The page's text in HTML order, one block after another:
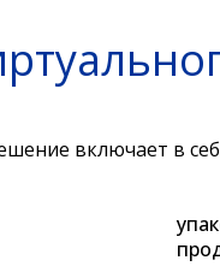
включает в